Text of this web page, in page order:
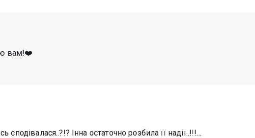
вам!❤️
Інна остаточно розбила її надії..!!!…